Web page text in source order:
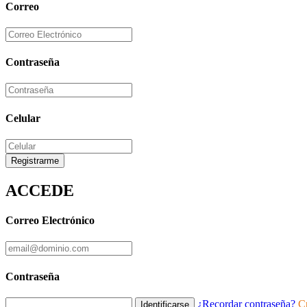
Correo
Contraseña
Celular
Registrarme
ACCEDE
Correo Electrónico
Contraseña
¿Recordar contraseña?